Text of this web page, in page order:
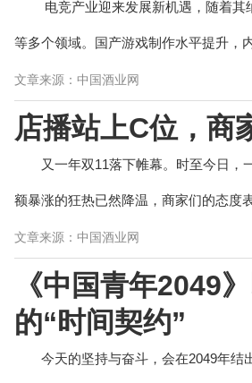
电竞产业迎来发展新机遇，随着
等多个领域。国产游戏制作水平提升，
文章来源：中国酒业网
店播站上C位，商
又一年双11落下帷幕。时至今日，
额暴涨的狂热已然降温，商家们的态度
文章来源：中国酒业网
《中国青年2049
的“时间契约”
今天的坚持与奋斗，会在2049年